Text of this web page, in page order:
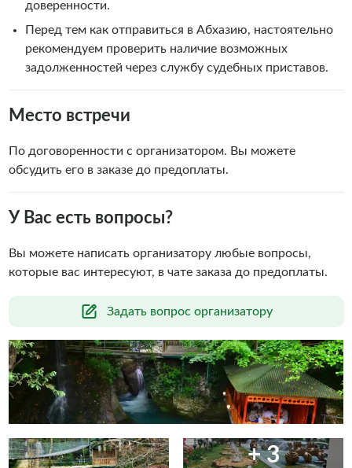
доверенности.
Перед тем как отправиться в Абхазию, настоятельно
рекомендуем проверить наличие возможных
задолженностей через службу судебных приставов.
Место встречи
По договоренности с организатором. Вы можете
обсудить его в заказе до предоплаты.
У Вас есть вопросы?
Задать вопрос организатору
Вы можете написать организатору любые вопросы,
которые вас интересуют, в чате заказа до предоплаты.
+ 3